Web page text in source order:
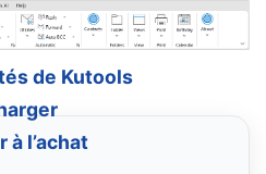
de Kutools
à l’achat